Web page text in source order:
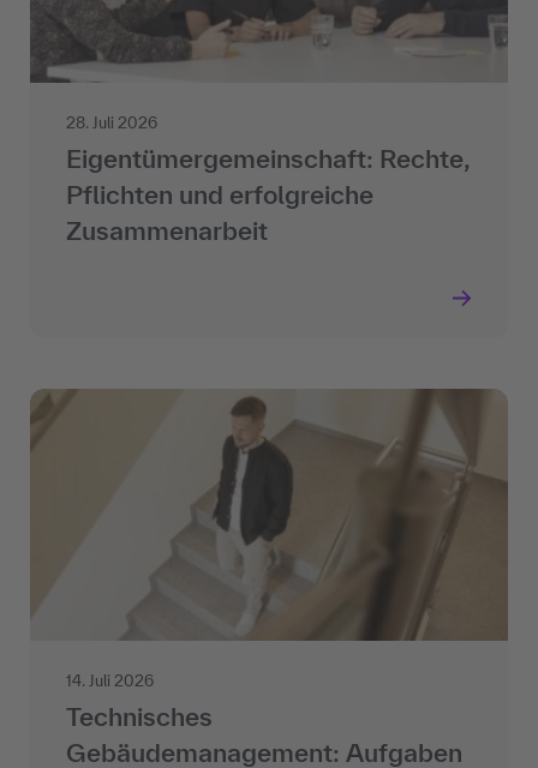
28. Juli 2026
Eigentümergemeinschaft: Rechte,
Pflichten und erfolgreiche
Zusammenarbeit
14. Juli 2026
Technisches
Gebäudemanagement: Aufgaben